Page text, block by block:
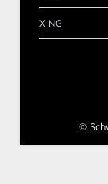
XING
©